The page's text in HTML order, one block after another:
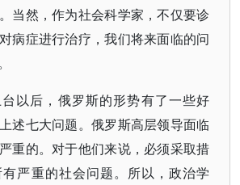
当然，作为社会科学家，不仅要诊
病症进行治疗，我们将来面临的问
以后，俄罗斯的形势有了一些好
述七大问题。俄罗斯高层领导面临
重的。对于他们来说，必须采取措
严重的社会问题。所以，政治学